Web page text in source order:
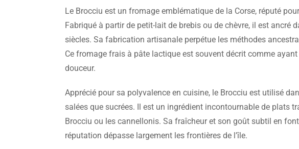
Le Brocciu est un fromage emblématique de la Corse, réputé
Fabriqué à partir de petit-lait de brebis ou de chèvre, il est ancré
siècles. Sa fabrication artisanale perpétue les méthodes
Ce fromage frais à pâte lactique est souvent décrit comme
douceur.
Apprécié pour sa polyvalence en cuisine, le Brocciu est utilisé
salées que sucrées. Il est un ingrédient incontournable de plats
Brocciu ou les cannellonis. Sa fraîcheur et son goût subtil en
réputation dépasse largement les frontières de l’île.